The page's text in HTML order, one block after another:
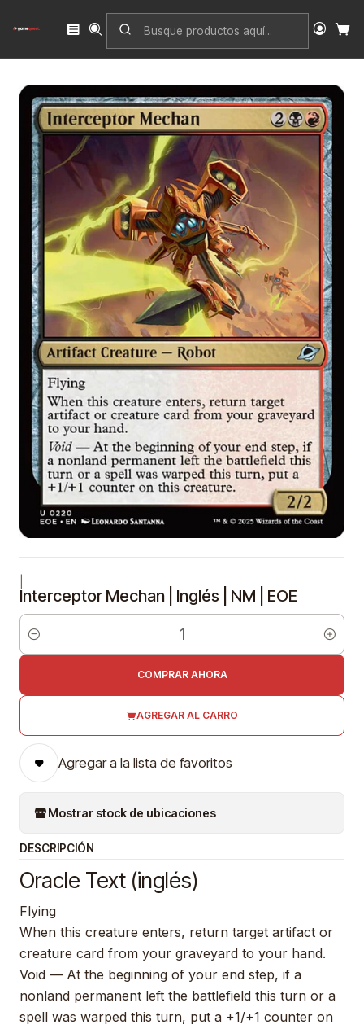
Inicio Singles
Edge of Eternities
Interceptor Mechan | Inglés | NM | EOE
Interceptor Mechan | Inglés | NM | EOE
Cantidad
AGREGAR AL CARRO
COMPRAR AHORA
Agregar a la lista de favoritos
Mostrar stock de ubicaciones
DESCRIPCIÓN
Oracle Text (inglés)
Flying
When this creature enters, return target artifact or
creature card from your graveyard to your hand.
Void — At the beginning of your end step, if a
nonland permanent left the battlefield this turn or a
spell was warped this turn, put a +1/+1 counter on